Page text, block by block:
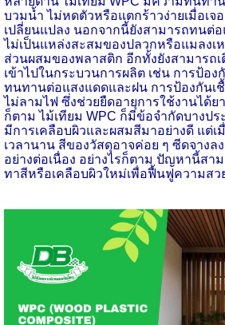
บวมน้ำ ไม่หดตัวหรือแตกร้าวง่ายเมื่อเ
เปลี่ยนแปลง นอกจากนี้ยังสามารถทนต่
ไม่เป็นแหล่งสะสมของปลวกหรือแมลงเ
ส่วนผสมของพลาสติก อีกทั้งยังสามารถ
เข้าไปในกระบวนการผลิต เช่น การป้อง
ทนทานต่อแสงแดดและฝน การป้องกันเ
ไม่ลามไฟ ซึ่งช่วยยืดอายุการใช้งานได้ย
ก็ตาม ไม้เทียม WPC ก็มีข้อจำกัดบางปร
มีการเคลือบผิวและผสมสีมาอย่างดี แต่เ
เวลานาน สีของวัสดุอาจค่อย ๆ ซีดจางล
อย่างต่อเนื่อง อย่างไรก็ตาม ปัญหานี้สา
ทาสีหรือเคลือบผิวใหม่เพื่อฟื้นฟูความสว